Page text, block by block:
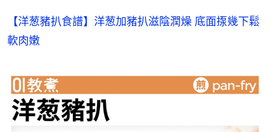
【洋葱豬扒食譜】洋葱加豬扒滋陰潤燥 底面揼幾下鬆
軟肉嫩